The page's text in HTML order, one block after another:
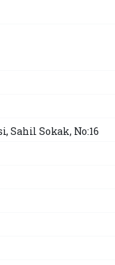
Sahil Sokak, No:16